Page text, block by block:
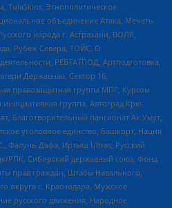
TulaSkins, Этнополитическое
объединение Атака, Мечеть
народа г. Астрахани, ВОЛЯ,
Рубеж Севера, ТОЙС, О
РЕВТАТПОД, Артподготовка,
Державная, Сектор 16,
правозащитная группа МПГ, Курсом
группа, Автоград Крю,
Благотворительный пансионат Ак Умут,
уголовное единство, Башкорт, Нация
Фалунь Дафа, Иртыш Ultras, Русский
РПК, Сибирский державный союз, Фонд
прав граждан, Штабы Навального,
округа г. Краснодара, Мужское
русского движения, Народное